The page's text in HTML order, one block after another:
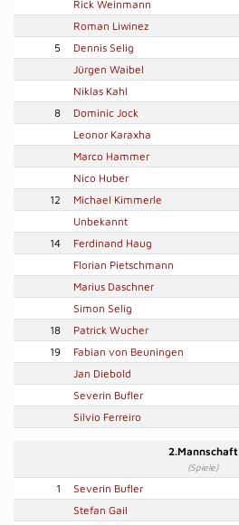
Rick Weinmann
Roman Liwinez
5
Dennis Selig
Jürgen Waibel
Niklas Kahl
8
Dominic Jock
Leonor Karaxha
Marco Hammer
Nico Huber
12
Michael Kimmerle
Unbekannt
14
Ferdinand Haug
Florian Pietschmann
Marius Daschner
Simon Selig
18
Patrick Wucher
19
Fabian von Beuningen
Jan Diebold
Severin Bufler
Silvio Ferreiro
2.Mannschaft
(Spiele)
1 Severin Bufler
Stefan Gail